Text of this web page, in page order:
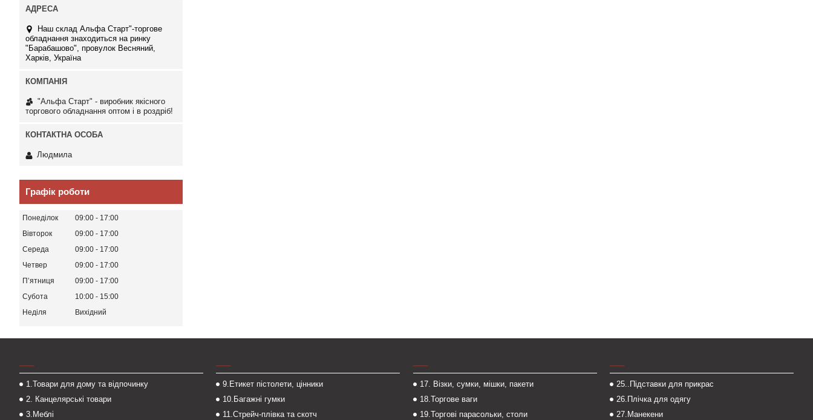
Наш склад Альфа Старт"-торгове
обладнання знаходиться на ринку
"Барабашово", провулок Весняний,
Харків, Україна
"Альфа Старт" - виробник якісного
торгового обладнання оптом і в роздріб!
Людмила
Графік роботи
Понеділок 09:00
17:00
Вівторок
09:00
17:00
Середа
09:00
17:00
Четвер
09:00
17:00
Пʼятниця
09:00
17:00
Субота
10:00
15:00
Неділя
Вихідний
1.Товари для дому та відпочинку
2. Канцелярські товари
3.Меблі
9.Етикет пістолети, цінники
10.Багажні гумки
11.Стрейч-плівка та скотч
17. Візки, сумки, мішки, пакети
18.Торгове ваги
19.Торгові парасольки, столи
25..Підставки для прикрас
26.Плічка для одягу
27.Манекени